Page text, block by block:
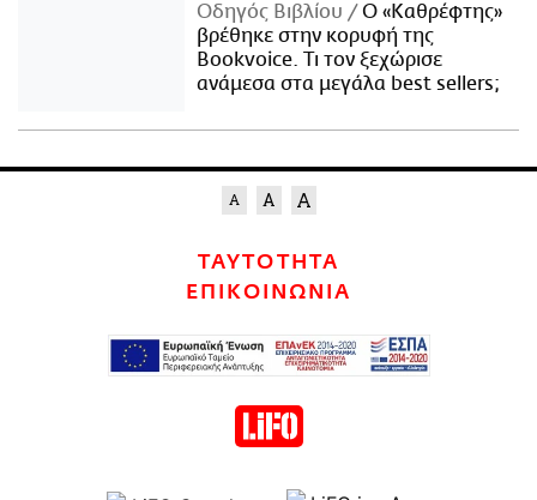
Οδηγός Βιβλίου
Ο «Καθρέφτης»
βρέθηκε στην κορυφή της
Bookvoice. Τι τον ξεχώρισε
ανάμεσα στα μεγάλα best sellers;
ΤΑΥΤΟΤΗΤΑ
ΕΠΙΚΟΙΝΩΝΙΑ